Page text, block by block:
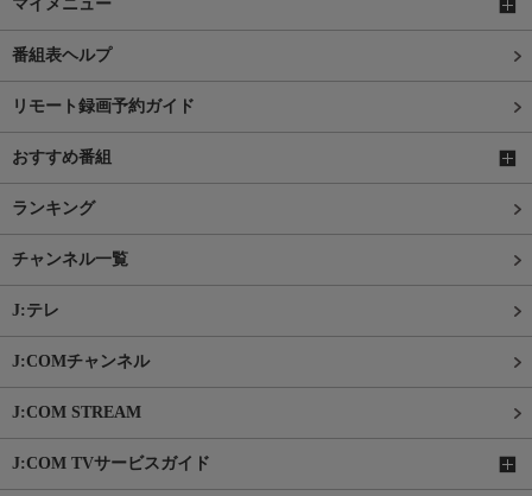
マイメニュー
番組表ヘルプ
リモート録画予約ガイド
おすすめ番組
ランキング
チャンネル一覧
J:テレ
J:COMチャンネル
J:COM STREAM
J:COM TVサービスガイド